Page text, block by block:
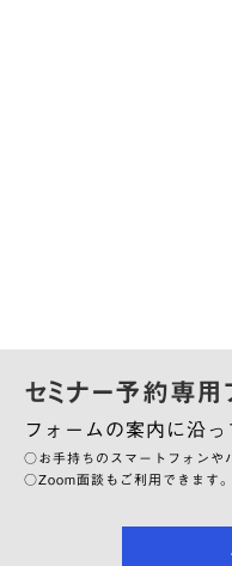
セミナー予約専用
フォームの案内に沿っ
○お手持ちのスマートフォンや
○Zoom面談もご利用できます。